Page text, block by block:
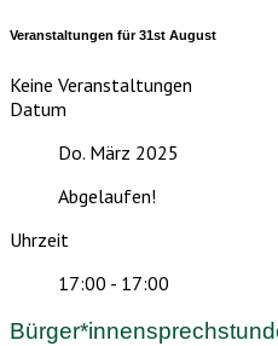
Veranstaltungen für31st August
Keine Veranstaltungen
Datum
Do. März 2025
Abgelaufen!
Uhrzeit
17:00 - 17:00